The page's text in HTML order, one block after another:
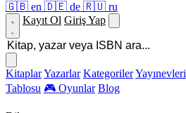
🇬🇧 en 🇩🇪 de 🇷🇺 ru
Kayıt Ol Giriş Yap
KitaplarYazarlar KategorilerYayınevleri
Tablosu 🎮 Oyunlar Blog